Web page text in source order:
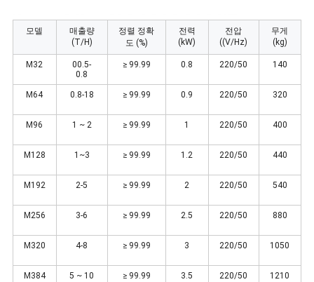
요
하
세
요
사
이
트
맵
모델
매출량
(T/H)
정렬 정확
도 (%)
전력
(kW)
전압
((V/Hz)
무게
(kg)
M32
00.5-
0.8
≥ 99.99 0.8 220/50 140
M64 0.8-18 ≥ 99.99 0.9 220/50 320
M96 1 ~ 2 ≥ 99.99 1 220/50 400
M128 1~3 ≥ 99.99 1.2 220/50 440
M192 2-5 ≥ 99.99 2 220/50 540
M256 3-6 ≥ 99.99 2.5 220/50 880
M320 4-8 ≥ 99.99 3 220/50 1050
M384 5 ~ 10 ≥ 99.99 3.5 220/50 1210